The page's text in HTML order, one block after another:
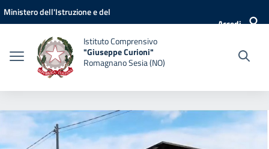
Vai ai contenuti
Vai al menu di navigazione
Vai al footer
Ministero dell'Istruzione e del
Accedi
Istituto Comprensivo
"Giuseppe Curioni"
Romagnano Sesia (NO)